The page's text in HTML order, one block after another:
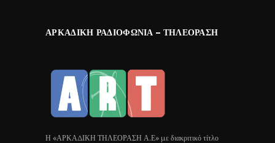
ΑΡΚΑΔΙΚΉ ΡΑΔΙΟΦΩΝΊΑ – ΤΗΛΕΌΡΑΣΗ
Η «ΑΡΚΑΔΙΚΗ ΤΗΛΕΟΡΑΣΗ Α.Ε» με διακριτικό τίτλο